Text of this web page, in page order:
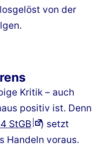
von der
Kritik – auch
positiv ist. Denn
StGB
) setzt
Handeln voraus.